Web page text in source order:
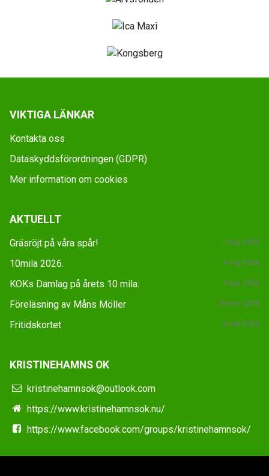
VIKTIGA LÄNKAR
Kontakta oss
Dataskyddsförordningen (GDPR)
Mer information om cookies
AKTUELLT
Gräsröjt på våra spår! 7 aug 2026
10mila 2026. 4 maj 2026
KOKs Damlag på årets 10 mila. 9 apr 2026
Föreläsning av Måns Möller 28 nov 2025
Fritidskortet 16 okt 2025
KRISTINEHAMNS OK
kristinehamnsok@outlook.com
https://www.kristinehamnsok.nu/
https://www.facebook.com/groups/kristinehamnsok/